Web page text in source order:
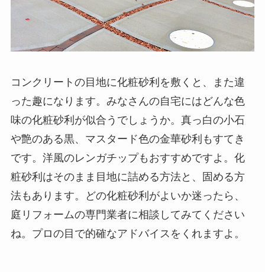
コンクリートの目地に化粧砂利を敷くと、また違
った趣になります。みなさんの自宅にはどんな色
味の化粧砂利が似合うでしょうか。真っ白の小石
や艶のある黒、マスタード色の金華砂利もすてき
です。洋風のレンガチップもおすすめですよ。化
粧砂利はそのまま目地に詰める方法と、固める方
法もあります。どの化粧砂利がよいか迷ったら、
庭リフォームの専門業者に相談してみてください
ね。プロの目で的確なアドバイスをくれますよ。